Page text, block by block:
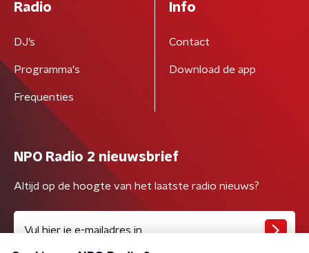
Radio
DJ’s
Programma's
Frequenties
Info
Contact
Download de app
NPO Radio 2 nieuwsbrief
Altijd op de hoogte van het laatste radio nieuws?